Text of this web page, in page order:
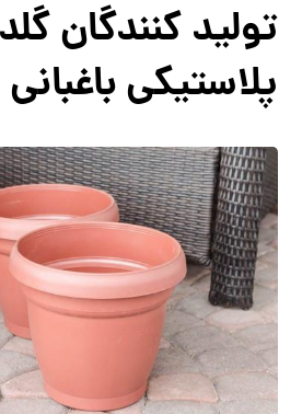
تولید کنندگان
پلاستیکی